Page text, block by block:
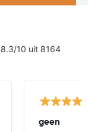
10 uit 8164
geen